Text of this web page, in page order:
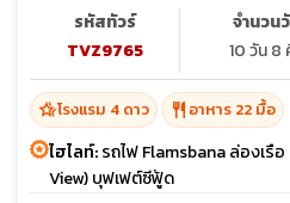
รหัสทัวร์
TVZ9765
จำนวน
10 วัน 8
hotel_classโรงแรม 4 ดาว restaurant อาหาร 22 มื้อ
ไฮไลท์:รถไฟ Flamsbana ล่องเรื
View) บุฟเฟต์ซีฟู้ด